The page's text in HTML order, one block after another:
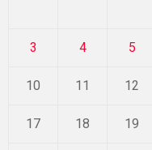
3 4 5
10 11 12
17 18 19